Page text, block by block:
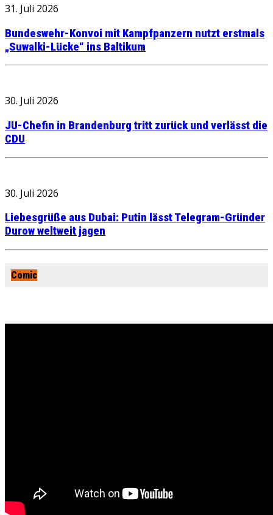
31. Juli 2026
Bundeswehr-Konvoi mit Kampfpanzern nutzt erstmals
„Suwalki-Lücke“ ins Baltikum
30. Juli 2026
JU-Chefin in Brandenburg tritt zurück und verlässt die
CDU
30. Juli 2026
Liebesgrüße aus Dubai: Putin lässt Telegram-Gründer
Durow weltweit jagen
Comic